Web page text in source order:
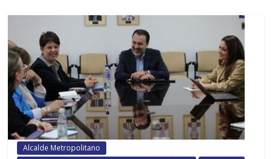
Alcalde Metropolitano